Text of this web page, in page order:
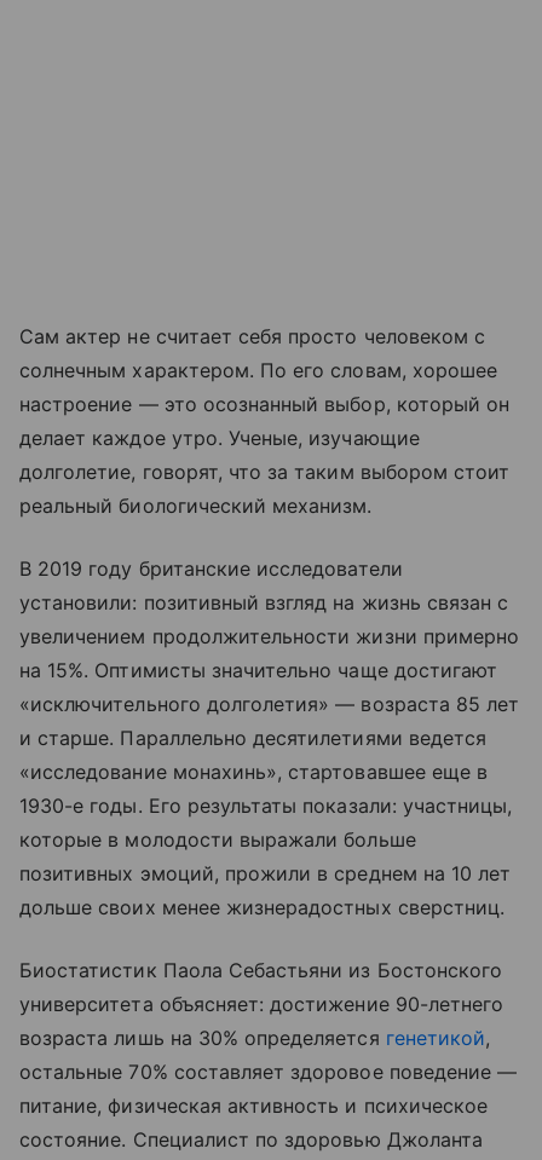
Сам актер не считает себя просто человеком с
солнечным характером. По его словам, хорошее
настроение — это осознанный выбор, который он
делает каждое утро. Ученые, изучающие
долголетие, говорят, что за таким выбором стоит
реальный биологический механизм.
В 2019 году британские исследователи
установили: позитивный взгляд на жизнь связан с
увеличением продолжительности жизни примерно
на 15%. Оптимисты значительно чаще достигают
«исключительного долголетия» — возраста 85 лет
и старше. Параллельно десятилетиями ведется
«исследование монахинь», стартовавшее еще в
1930-е годы. Его результаты показали: участницы,
которые в молодости выражали больше
позитивных эмоций, прожили в среднем на 10 лет
дольше своих менее жизнерадостных сверстниц.
Биостатистик Паола Себастьяни из Бостонского
университета объясняет: достижение 90-летнего
возраста лишь на 30% определяется генетикой,
остальные 70% составляет здоровое поведение —
питание, физическая активность и психическое
состояние. Специалист по здоровью Джоланта